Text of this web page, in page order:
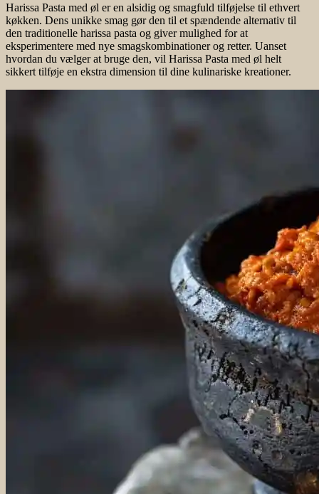
Harissa Pasta med øl er en alsidig og smagfuld tilføjelse til ethvert
køkken. Dens unikke smag gør den til et spændende alternativ til
den traditionelle harissa pasta og giver mulighed for at
eksperimentere med nye smagskombinationer og retter. Uanset
hvordan du vælger at bruge den, vil Harissa Pasta med øl helt
sikkert tilføje en ekstra dimension til dine kulinariske kreationer.